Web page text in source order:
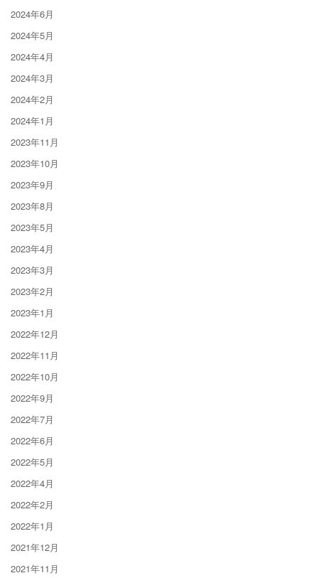
2024年6月
2024年5月
2024年4月
2024年3月
2024年2月
2024年1月
2023年11月
2023年10月
2023年9月
2023年8月
2023年5月
2023年4月
2023年3月
2023年2月
2023年1月
2022年12月
2022年11月
2022年10月
2022年9月
2022年7月
2022年6月
2022年5月
2022年4月
2022年2月
2022年1月
2021年12月
2021年11月